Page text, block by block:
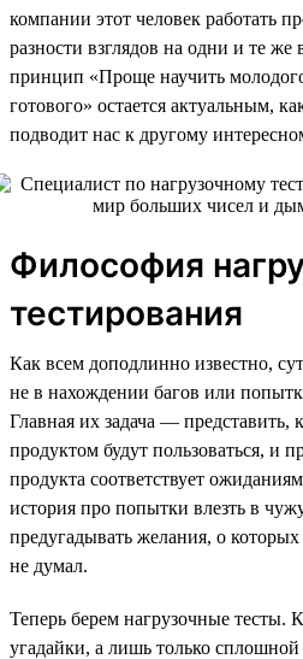
компании этот человек работать
разности взглядов на одни и те
принцип «Проще научить
готового» остается актуальным,
подводит нас к другому
Философия
тестирования
Как всем доподлинно известно,
не в нахождении багов или
Главная их задача — представить,
продуктом будут пользоваться, и
продукта соответствует
история про попытки влезть в
предугадывать желания, о
не думал.
Теперь берем нагрузочные тесты.
угадайки, а лишь только